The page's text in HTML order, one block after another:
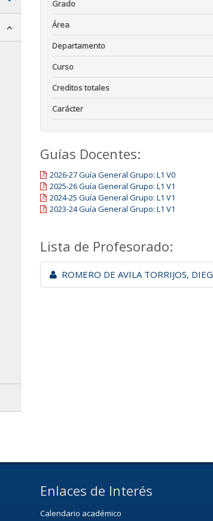
Grado
Área
Departamento
Curso
Creditos totales
Carácter
Guías Docentes:
2026-27 Guía General Grupo: L1 V0
2025-26 Guía General Grupo: L1 V1
2024-25 Guía General Grupo: L1 V1
2023-24 Guía General Grupo: L1 V1
Lista de Profesorado:
ROMERO DE AVILA TORRIJOS,
Enlaces de Interés
Calendario académico